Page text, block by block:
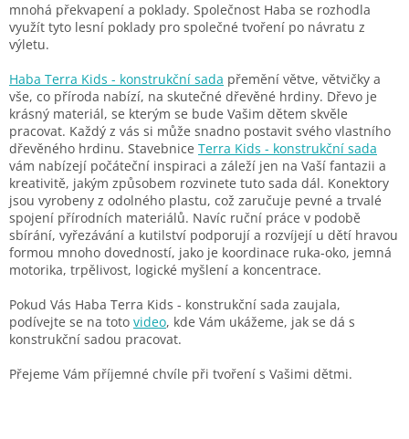
mnohá překvapení a poklady. Společnost Haba se rozhodla
využít tyto lesní poklady pro společné tvoření po návratu z
výletu.
Haba Terra Kids - konstrukční sada přemění větve, větvičky a
vše, co příroda nabízí, na skutečné dřevěné hrdiny. Dřevo je
krásný materiál, se kterým se bude Vašim dětem skvěle
pracovat. Každý z vás si může snadno postavit svého vlastního
dřevěného hrdinu. Stavebnice Terra Kids - konstrukční sada
vám nabízejí počáteční inspiraci a záleží jen na Vaší fantazii a
kreativitě, jakým způsobem rozvinete tuto sada dál. Konektory
jsou vyrobeny z odolného plastu, což zaručuje pevné a trvalé
spojení přírodních materiálů. Navíc ruční práce v podobě
sbírání, vyřezávání a kutilství podporují a rozvíjejí u dětí hravou
formou mnoho dovedností, jako je koordinace ruka-oko, jemná
motorika, trpělivost, logické myšlení a koncentrace.
Pokud Vás Haba Terra Kids - konstrukční sada zaujala,
podívejte se na toto video, kde Vám ukážeme, jak se dá s
konstrukční sadou pracovat.
Přejeme Vám příjemné chvíle při tvoření s Vašimi dětmi.